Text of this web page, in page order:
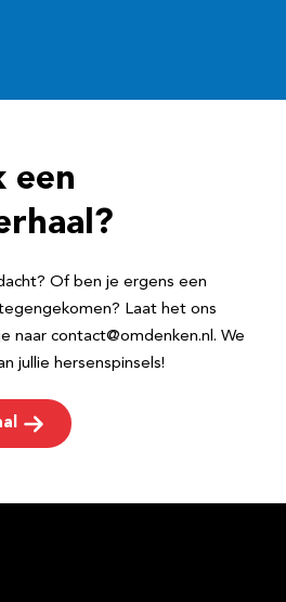
een
Of ben je ergens een
Laat het ons
naar contact@omdenken.nl. We
jullie hersenspinsels!